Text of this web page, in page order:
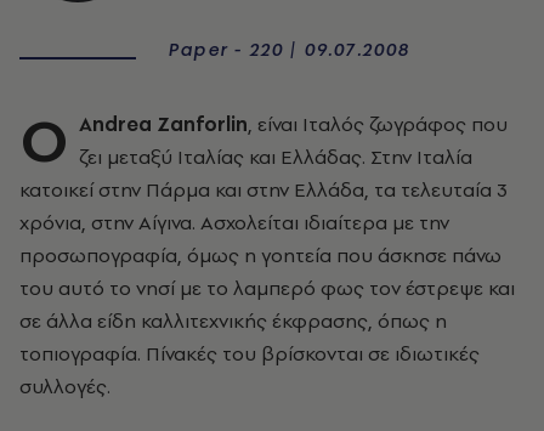
Paper - 220 | 09.07.2008
Ο Andrea Zanforlin, είναι Ιταλός ζωγράφος που
ζει μεταξύ Ιταλίας και Ελλάδας. Στην Ιταλία
κατοικεί στην Πάρμα και στην Ελλάδα, τα τελευταία 3
χρόνια, στην Αίγινα. Ασχολείται ιδιαίτερα με την
προσωπογραφία, όμως η γοητεία που άσκησε πάνω
του αυτό το νησί με το λαμπερό φως τον έστρεψε και
σε άλλα είδη καλλιτεχνικής έκφρασης, όπως η
τοπιογραφία. Πίνακές του βρίσκονται σε ιδιωτικές
συλλογές.